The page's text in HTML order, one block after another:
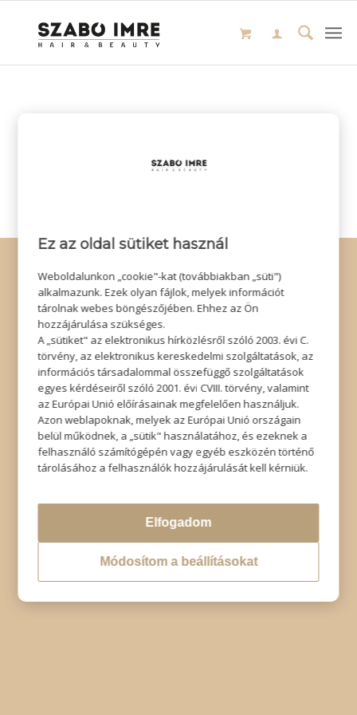
Impresszum|Adatkezelési tájékoztató|Elállás
Ez az oldal sütiket használ
Weboldalunkon „cookie"-kat (továbbiakban „süti")
alkalmazunk. Ezek olyan fájlok, melyek információt
tárolnak webes böngészőjében. Ehhez az Ön
hozzájárulása szükséges.
A „sütiket" az elektronikus hírközlésről szóló 2003. évi C.
törvény, az elektronikus kereskedelmi szolgáltatások, az
információs társadalommal összefüggő szolgáltatások
egyes kérdéseiről szóló 2001. évi CVIII. törvény, valamint
az Európai Unió előírásainak megfelelően használjuk.
Azon weblapoknak, melyek az Európai Unió országain
belül működnek, a „sütik" használatához, és ezeknek a
felhasználó számítógépén vagy egyéb eszközén történő
tárolásához a felhasználók hozzájárulását kell kérniük.
Elfogadom
Módosítom a beállításokat